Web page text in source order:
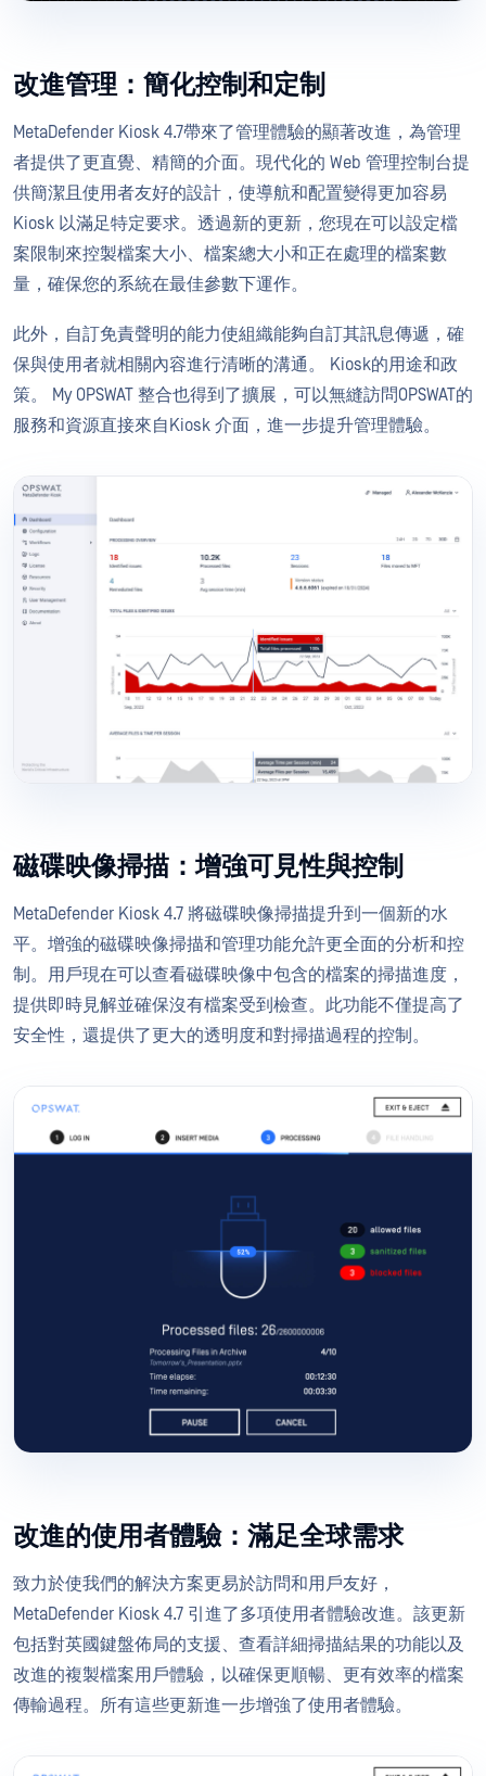
改進管理：簡化控制和定制
MetaDefender Kiosk 4.7帶來了管理體驗的顯著改進，為管理
者提供了更直覺、精簡的介面。現代化的 Web 管理控制台提
供簡潔且使用者友好的設計，使導航和配置變得更加容易
Kiosk 以滿足特定要求。透過新的更新，您現在可以設定檔
案限制來控製檔案大小、檔案總大小和正在處理的檔案數
量，確保您的系統在最佳參數下運作。
此外，自訂免責聲明的能力使組織能夠自訂其訊息傳遞，確
保與使用者就相關內容進行清晰的溝通。 Kiosk的用途和政
策。 My OPSWAT 整合也得到了擴展，可以無縫訪問OPSWAT的
服務和資源直接來自Kiosk 介面，進一步提升管理體驗。
磁碟映像掃描：增強可見性與控制
MetaDefender Kiosk 4.7 將磁碟映像掃描提升到一個新的水
平。增強的磁碟映像掃描和管理功能允許更全面的分析和控
制。用戶現在可以查看磁碟映像中包含的檔案的掃描進度，
提供即時見解並確保沒有檔案受到檢查。此功能不僅提高了
安全性，還提供了更大的透明度和對掃描過程的控制。
改進的使用者體驗：滿足全球需求
致力於使我們的解決方案更易於訪問和用戶友好，
MetaDefender Kiosk 4.7 引進了多項使用者體驗改進。該更新
包括對英國鍵盤佈局的支援、查看詳細掃描結果的功能以及
改進的複製檔案用戶體驗，以確保更順暢、更有效率的檔案
傳輸過程。所有這些更新進一步增強了使用者體驗。